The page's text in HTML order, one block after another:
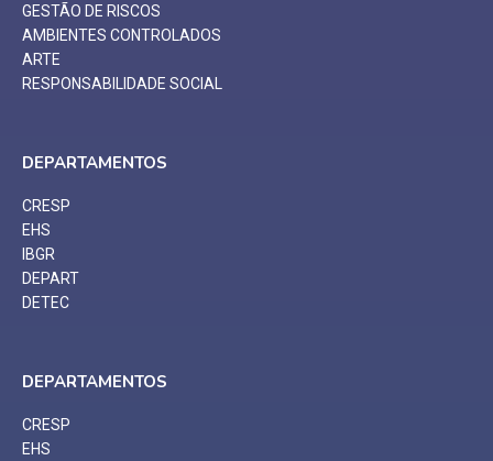
GESTÃO DE RISCOS
AMBIENTES CONTROLADOS
ARTE
RESPONSABILIDADE SOCIAL
DEPARTAMENTOS
CRESP
EHS
IBGR
DEPART
DETEC
DEPARTAMENTOS
CRESP
EHS